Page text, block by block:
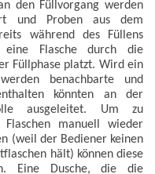
den Füllvorgang werden
und Proben aus dem
während des Füllens
Flasche durch die
Füllphase platzt. Wird ein
benachbarte und
könnten an der
ausgeleitet. Um zu
manuell wieder
(weil der Bediener keinen
hält) können diese
Eine Dusche, die die